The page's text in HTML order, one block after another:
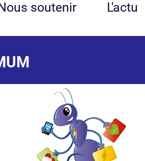
soutenir L'actu